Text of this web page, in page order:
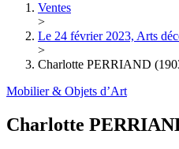
Ventes
>
Le 24 février 2023, Arts
>
Charlotte PERRIAND
Mobilier & Objets d’Art
Charlotte